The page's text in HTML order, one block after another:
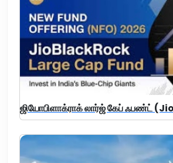
ஜியோபிளாக்ராக் லார்ஜ் கேப் ஃபண்ட்